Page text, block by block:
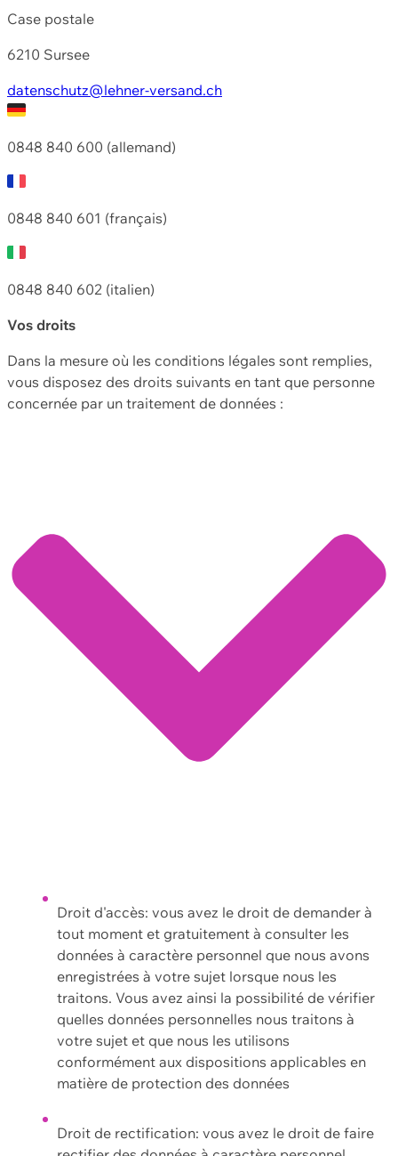
Case postale
6210 Sursee
datenschutz@lehner-versand.ch
0848 840 600 (allemand)
0848 840 601 (français)
0848 840 602 (italien)
Vos droits
Dans la mesure où les conditions légales sont remplies,
vous disposez des droits suivants en tant que personne
concernée par un traitement de données :
Droit d'accès: vous avez le droit de demander à
tout moment et gratuitement à consulter les
données à caractère personnel que nous avons
enregistrées à votre sujet lorsque nous les
traitons. Vous avez ainsi la possibilité de vérifier
quelles données personnelles nous traitons à
votre sujet et que nous les utilisons
conformément aux dispositions applicables en
matière de protection des données
Droit de rectification: vous avez le droit de faire